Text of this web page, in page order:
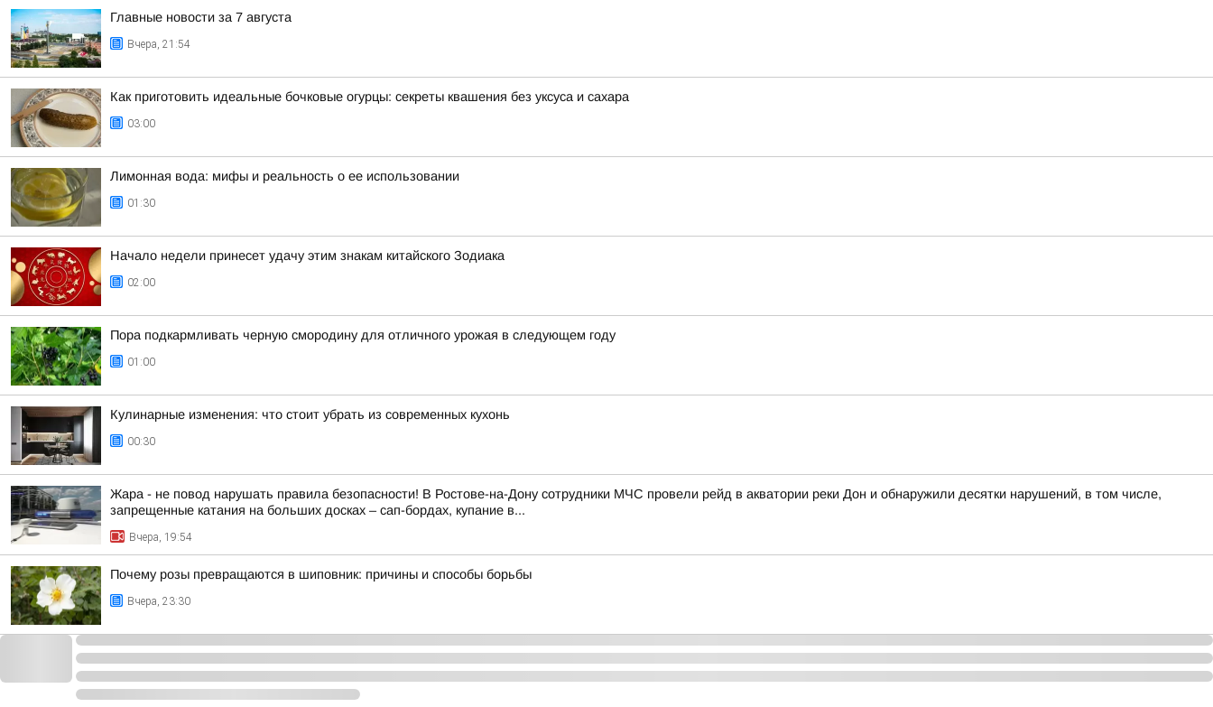
Главные новости за 7 августа
Вчера, 21:54
Как приготовить идеальные бочковые огурцы: секреты квашения без уксуса и сахара
03:00
Лимонная вода: мифы и реальность о ее использовании
01:30
Начало недели принесет удачу этим знакам китайского Зодиака
02:00
Пора подкармливать черную смородину для отличного урожая в следующем году
01:00
Кулинарные изменения: что стоит убрать из современных кухонь
00:30
Жара - не повод нарушать правила безопасности! В Ростове-на-Дону сотрудники МЧС провели рейд в акватории реки Дон и обнаружили десятки нарушений, в том числе,
запрещенные катания на больших досках – сап-бордах, купание в...
Вчера, 19:54
Почему розы превращаются в шиповник: причины и способы борьбы
Вчера, 23:30